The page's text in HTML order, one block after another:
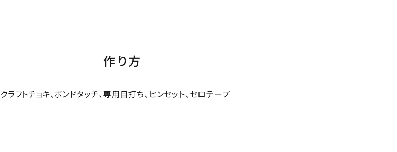
作り方
クラフトチョキ、ボンドタッチ、専用目打ち、ピンセット、セロテープ